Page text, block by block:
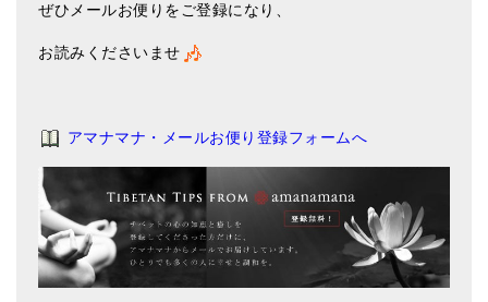
ぜひメールお便りをご登録になり、
お読みくださいませ
アマナマナ・メールお便り登録フォームへ